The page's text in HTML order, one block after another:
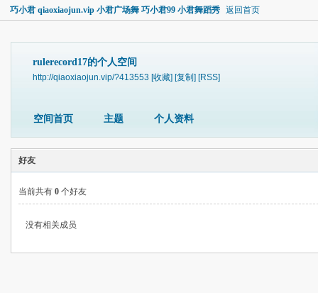
巧小君 qiaoxiaojun.vip 小君广场舞 巧小君99 小君舞蹈秀 返回首页
rulerecord17的个人空间
http://qiaoxiaojun.vip/?413553 [收藏] [复制] [RSS]
空间首页 主题 个人资料
好友
当前共有 0 个好友
没有相关成员